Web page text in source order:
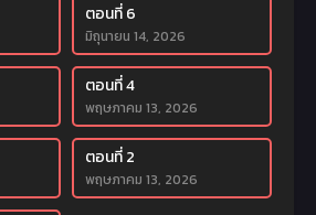
ตอนที่ 6
มิถุนายน 14, 2026
ตอนที่ 4
พฤษภาคม 13, 2026
ตอนที่ 2
พฤษภาคม 13, 2026